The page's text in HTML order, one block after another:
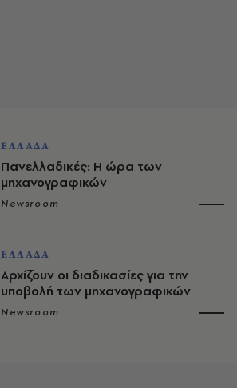
ΕΛΛΑΔΑ
Πανελλαδικές: Η ώρα των
μηχανογραφικών
Newsroom
ΕΛΛΑΔΑ
Αρχίζουν οι διαδικασίες για την
υποβολή των μηχανογραφικών
Newsroom